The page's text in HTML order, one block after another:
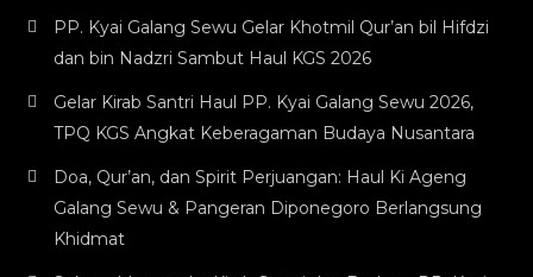
PP. Kyai Galang Sewu Gelar Khotmil Qur’an bil Hifdzi
dan bin Nadzri Sambut Haul KGS 2026
Gelar Kirab Santri Haul PP. Kyai Galang Sewu 2026,
TPQ KGS Angkat Keberagaman Budaya Nusantara
Doa, Qur’an, dan Spirit Perjuangan: Haul Ki Ageng
Galang Sewu & Pangeran Diponegoro Berlangsung
Khidmat